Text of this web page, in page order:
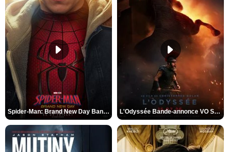
Spider-Man: Brand New Day Bande-annonce VO STFR L'Odyssée Bande-annonce VO STFR